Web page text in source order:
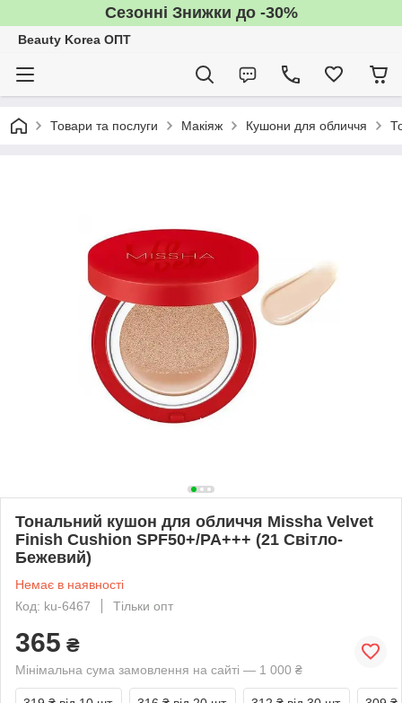
Сезонні Знижки до -30%
Beauty Korea ОПТ
Товари та послуги Макіяж Кушони для обличчя
Тональний кушон для обличчя Missha Velvet
Finish Cushion SPF50+/PA+++ (21 Світло-
Бежевий)
Немає в наявності
Код: ku-6467
Тільки опт
365 ₴
Мінімальна сума замовлення на сайті — 1 000 ₴